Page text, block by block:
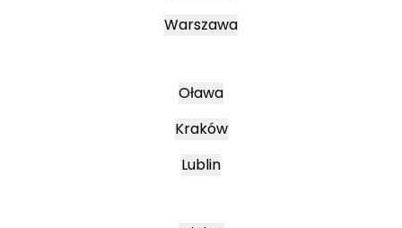
Warszawa
Oława
Kraków
Lublin